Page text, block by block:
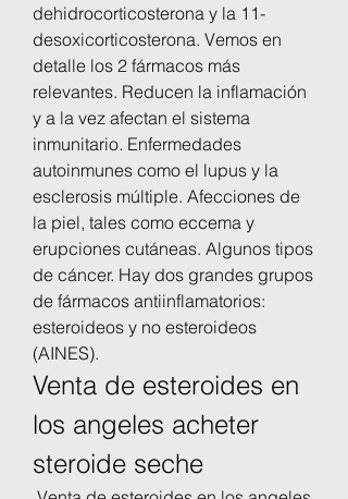
dehidrocorticosterona y la 11-
desoxicorticosterona. Vemos en
detalle los 2 fármacos más
relevantes. Reducen la inflamación
y a la vez afectan el sistema
inmunitario. Enfermedades
autoinmunes como el lupus y la
esclerosis múltiple. Afecciones de
la piel, tales como eccema y
erupciones cutáneas. Algunos tipos
de cáncer. Hay dos grandes grupos
de fármacos antiinflamatorios:
esteroideos y no esteroideos
(AINES).
Venta de esteroides en
los angeles acheter
steroide seche